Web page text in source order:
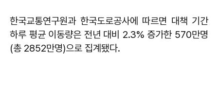
한국교통연구원과 한국도로공사에 따르면 대책 기간
하루 평균 이동량은 전년 대비 2.3% 증가한 570만명
(총 2852만명)으로 집계됐다.